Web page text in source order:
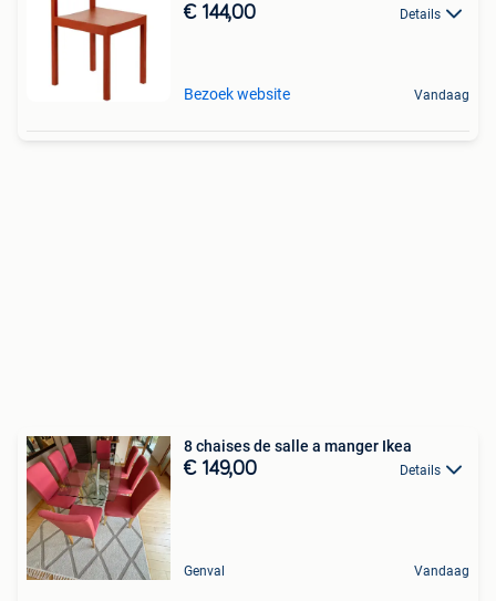
€ 144,00 Details
Bezoek website Vandaag
8 chaises de salle a manger Ikea
€ 149,00 Details
Genval Vandaag